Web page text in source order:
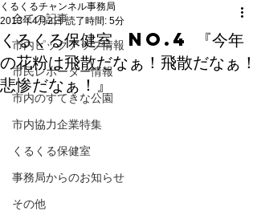
全ての記事
市内ピックアップ情報
市民レポーター情報
市内のすてきな公園
市内協力企業特集
くるくる保健室
事務局からのお知らせ
その他
くるくる保健室 No.4 『今年
の花粉は飛散だなぁ！飛散だなぁ！
悲惨だなぁ！』
くるくるチャンネル事務局
2013年4月2日 読了時間: 5分